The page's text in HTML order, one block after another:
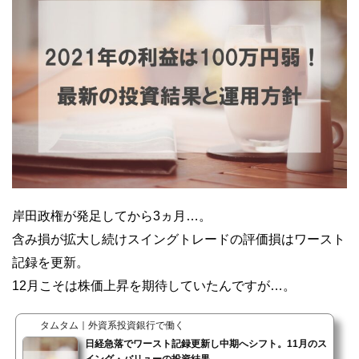
岸田政権が発足してから3ヵ月…。
含み損が拡大し続けスイングトレードの評価損はワースト
記録を更新。
12月こそは株価上昇を期待していたんですが…。
タムタム｜外資系投資銀行で働く
日経急落でワースト記録更新し中期へシフト。11月のス